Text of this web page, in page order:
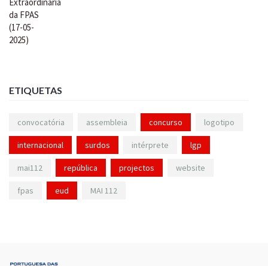
ETIQUETAS
convocatória assembleia concurso logotipo
internacional surdos intérprete lgp
mai112 república projectos website
fpas eud MAI 112